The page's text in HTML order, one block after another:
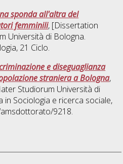
sponda all'altra del
femminili, [Dissertation
Università di Bologna.
, 21 Ciclo.
e diseguaglianza
straniera a Bologna,
Studiorum Università di
in Sociologia e ricerca sociale,
9218.